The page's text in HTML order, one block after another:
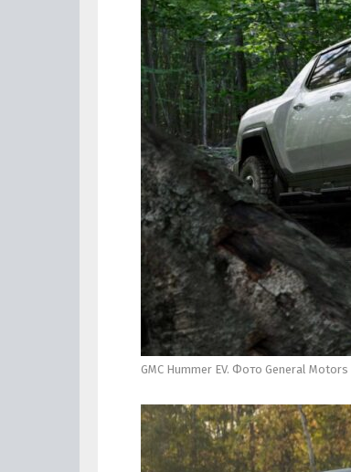
GMC Hummer EV. Фото General Motors